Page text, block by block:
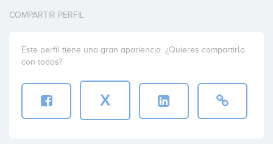
COMPARTIR PERFIL
Este perfil tiene una gran apariencia. ¿Quieres compartirlo
con todos?
X